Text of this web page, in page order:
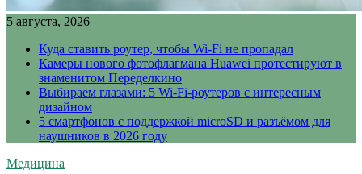
5 августа, 2026
Куда ставить роутер, чтобы Wi-Fi не пропадал
Камеры нового фотофлагмана Huawei протестируют в
знаменитом Переделкино
Выбираем глазами: 5 Wi-Fi-роутеров с интересным
дизайном
5 смартфонов с поддержкой microSD и разъёмом для
наушников в 2026 году
Медицина